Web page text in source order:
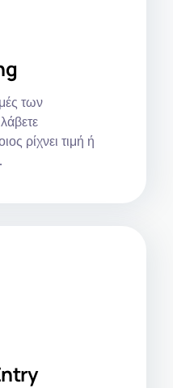
των
ρίχνει τιμή ή